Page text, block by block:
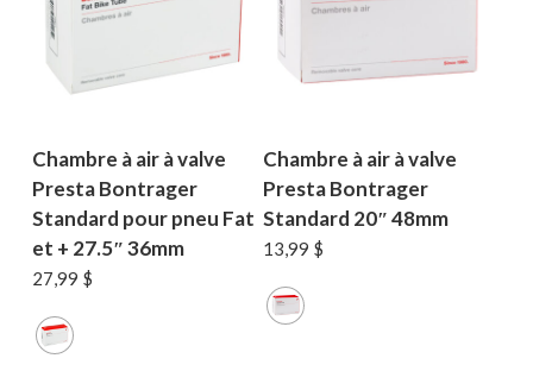
Chambre à air à valve
Presta Bontrager
Standard pour pneu Fat
et + 27.5″ 36mm
27,99 $
Chambre à air à valve
Presta Bontrager
Standard 20″ 48mm
13,99 $